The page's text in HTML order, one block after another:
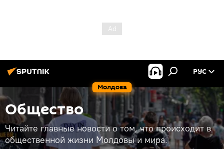
Молдова
РУС
Общество
Читайте главные новости о том, что происходит в
общественной жизни Молдовы и мира.